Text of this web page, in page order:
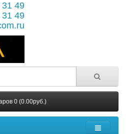
49
49
0 (0.00руб.)